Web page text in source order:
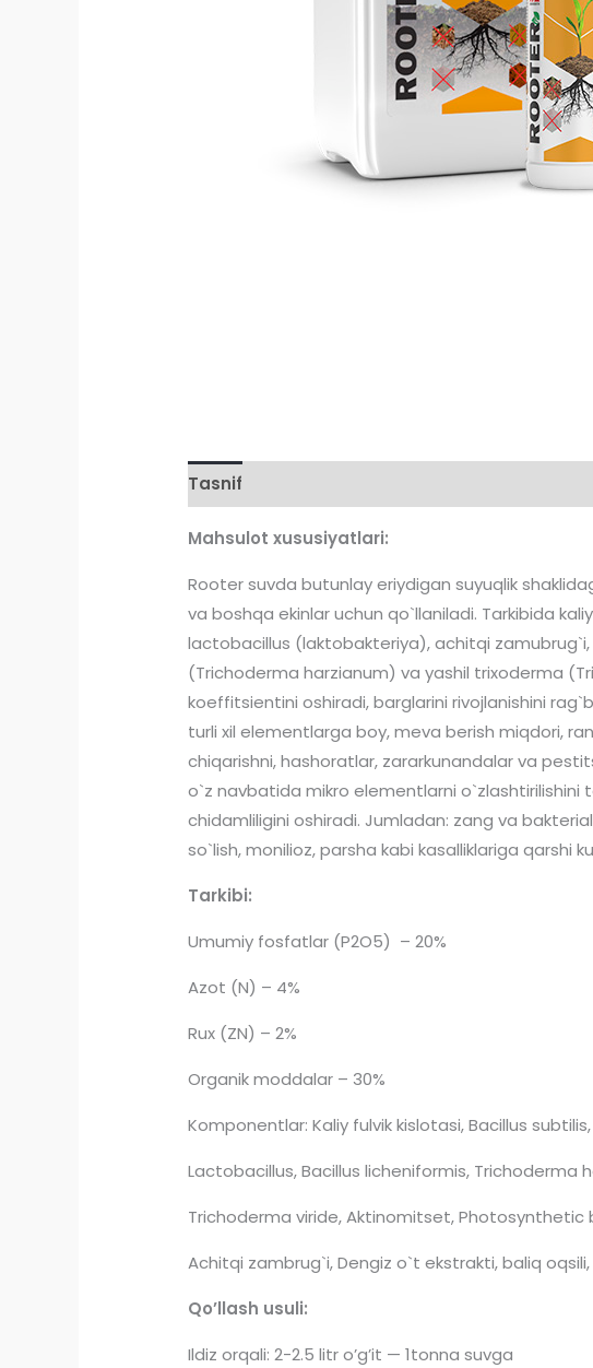
Tasnif
Mahsulot xususiyatlari:
Rooter suvda butunlay eriydigan suyuqlik
va boshqa ekinlar uchun qo`llaniladi. Tarkibida
lactobacillus (laktobakteriya), achitqi
(Trichoderma harzianum) va yashil trixoderma
koeffitsientini oshiradi, barglarini rivojlanishini
turli xil elementlarga boy, meva berish miqdori,
chiqarishni, hashoratlar, zararkunandalar va
o`z navbatida mikro elementlarni o`zlashtirilishini
chidamliligini oshiradi. Jumladan: zang va
so`lish, monilioz, parsha kabi kasalliklariga qarshi
Tarkibi:
Umumiy fosfatlar (P2O5) – 20%
Azot (N) – 4%
Rux (ZN) – 2%
Organik moddalar – 30%
Komponentlar: Kaliy fulvik kislotasi, Bacillus subtilis,
Lactobacillus, Bacillus licheniformis, Trichoderma
Trichoderma viride, Aktinomitset, Photosynthetic
Achitqi zambrug`i, Dengiz o`t ekstrakti, baliq
Qo’llash usuli:
Ildiz orqali: 2-2.5 litr o’g’it — 1tonna suvga